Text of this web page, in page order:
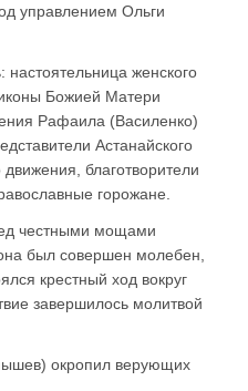
управлением Ольги
женского
Божией Матери
Рафаила (Василенко)
Астанайского
благотворители
горожане.
честными мощами
был совершен молебен,
крестный ход вокруг
завершилось молитвой
окропил верующих